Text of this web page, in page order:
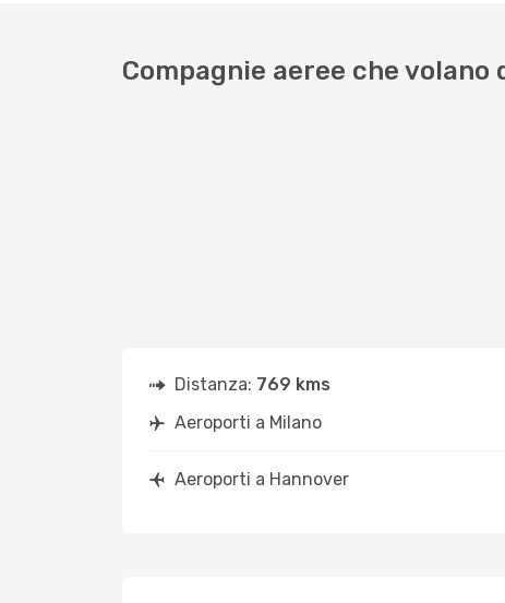
Compagnie aeree che volano
Distanza: 769 kms
Aeroporti a Milano
Aeroporti a Hannover